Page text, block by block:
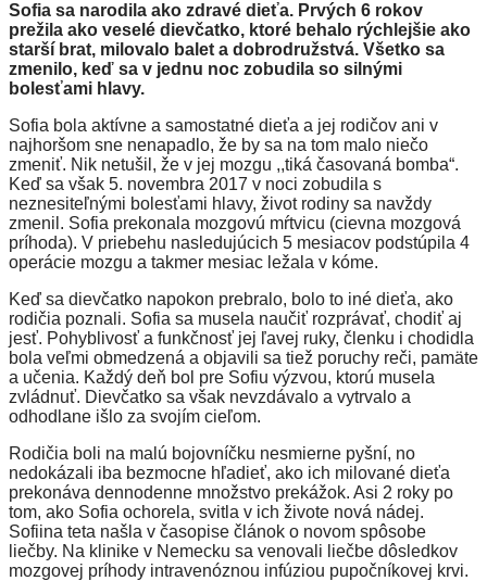
Sofia sa narodila ako zdravé dieťa. Prvých 6 rokov
prežila ako veselé dievčatko, ktoré behalo rýchlejšie ako
starší brat, milovalo balet a dobrodružstvá. Všetko sa
zmenilo, keď sa v jednu noc zobudila so silnými
bolesťami hlavy.
Sofia bola aktívne a samostatné dieťa a jej rodičov ani v
najhoršom sne nenapadlo, že by sa na tom malo niečo
zmeniť. Nik netušil, že v jej mozgu ,,tiká časovaná bomba“.
Keď sa však 5. novembra 2017 v noci zobudila s
neznesiteľnými bolesťami hlavy, život rodiny sa navždy
zmenil. Sofia prekonala mozgovú mŕtvicu (cievna mozgová
príhoda). V priebehu nasledujúcich 5 mesiacov podstúpila 4
operácie mozgu a takmer mesiac ležala v kóme.
Keď sa dievčatko napokon prebralo, bolo to iné dieťa, ako
rodičia poznali. Sofia sa musela naučiť rozprávať, chodiť aj
jesť. Pohyblivosť a funkčnosť jej ľavej ruky, členku i chodidla
bola veľmi obmedzená a objavili sa tiež poruchy reči, pamäte
a učenia. Každý deň bol pre Sofiu výzvou, ktorú musela
zvládnuť. Dievčatko sa však nevzdávalo a vytrvalo a
odhodlane išlo za svojím cieľom.
Rodičia boli na malú bojovníčku nesmierne pyšní, no
nedokázali iba bezmocne hľadieť, ako ich milované dieťa
prekonáva dennodenne množstvo prekážok. Asi 2 roky po
tom, ako Sofia ochorela, svitla v ich živote nová nádej.
Sofiina teta našla v časopise článok o novom spôsobe
liečby. Na klinike v Nemecku sa venovali liečbe dôsledkov
mozgovej príhody intravenóznou infúziou pupočníkovej krvi.